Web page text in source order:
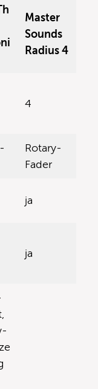
Master
Sounds
Radius 4
4
Rotary-
Fader
ja
ja